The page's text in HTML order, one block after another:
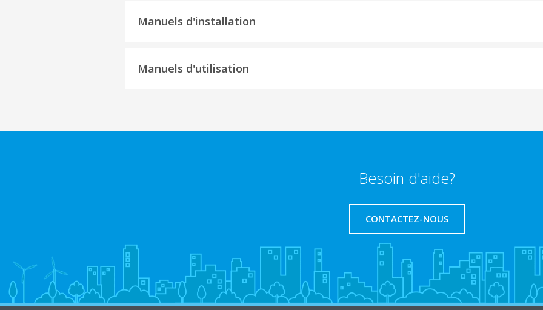
Manuels d'installation
Manuels d'utilisation
Besoin d'aide?
CONTACTEZ-NOUS